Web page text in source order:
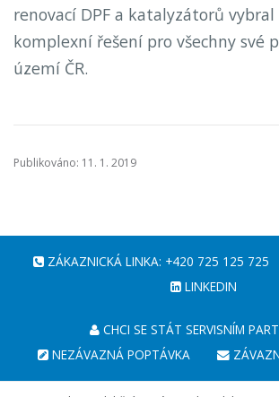
renovací DPF a katalyzátorů vybral
komplexní řešení pro všechny své
území ČR.
Publikováno: 11. 1. 2019
ZÁKAZNICKÁ LINKA: +420 725 125 725
LINKEDIN
CHCI SE STÁT SERVISNÍM
NEZÁVAZNÁ POPTÁVKA